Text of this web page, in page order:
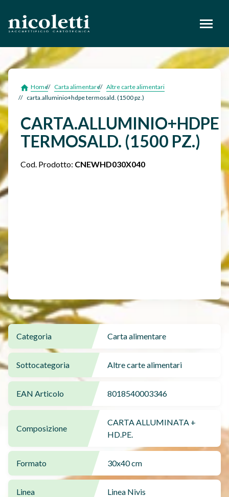
footer
Home Carta alimentare
Altre carte alimentari
carta.alluminio+hdpe termosald. (1500 pz.)
CARTA.ALLUMINIO+HDPE
TERMOSALD. (1500 PZ.)
Cod. Prodotto: CNEWHD030X040
Categoria Carta alimentare
Sottocategoria Altre carte alimentari
EAN Articolo 8018540003346
Composizione
CARTA ALLUMINATA +
HD.PE.
Formato 30x40 cm
Linea Linea Nivis